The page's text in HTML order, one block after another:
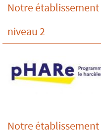
Notre
niveau 2
Notre